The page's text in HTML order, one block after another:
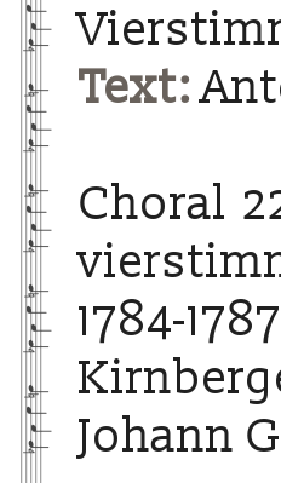
Text:
Choral
1784-
Johann